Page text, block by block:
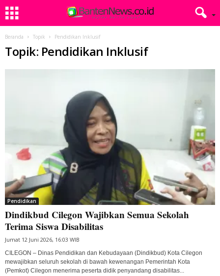
Beranda Topik Pendidikan Inklusif
Topik: Pendidikan Inklusif
Pendidikan
Dindikbud Cilegon Wajibkan Semua Sekolah
Terima Siswa Disabilitas
Jumat 12 Juni 2026, 16:03 WIB
CILEGON – Dinas Pendidikan dan Kebudayaan (Dindikbud) Kota Cilegon
mewajibkan seluruh sekolah di bawah kewenangan Pemerintah Kota
(Pemkot) Cilegon menerima peserta didik penyandang disabilitas...